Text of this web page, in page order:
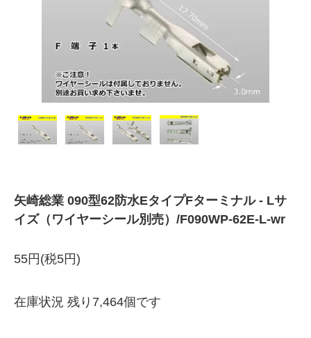
矢崎総業 090型62防水EタイプFターミナル - Lサ
イズ（ワイヤーシール別売）/F090WP-62E-L-wr
55円(税5円)
在庫状況 残り7,464個です